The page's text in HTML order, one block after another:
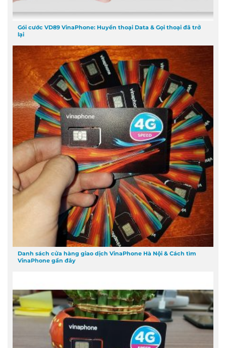
Gói cước VD89 VinaPhone: Huyền thoại Data & Gọi thoại đã trở
lại
Danh sách cửa hàng giao dịch VinaPhone Hà Nội & Cách tìm
VinaPhone gần đây